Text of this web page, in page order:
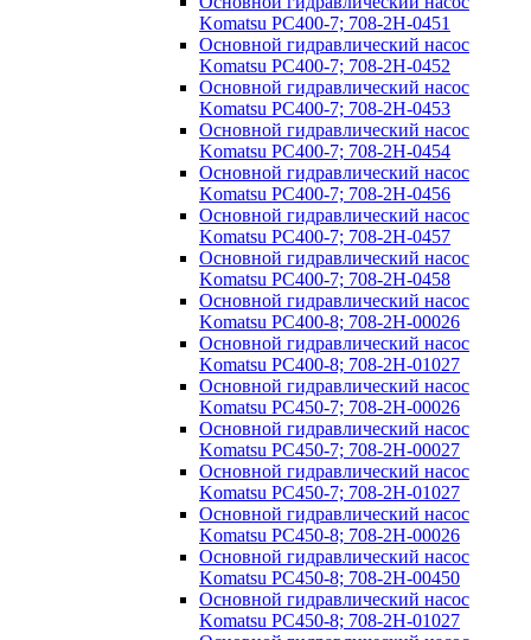
Komatsu PC400-7; 708-2H-0451
Основной гидравлический насос
Komatsu PC400-7; 708-2H-0452
Основной гидравлический насос
Komatsu PC400-7; 708-2H-0453
Основной гидравлический насос
Komatsu PC400-7; 708-2H-0454
Основной гидравлический насос
Komatsu PC400-7; 708-2H-0456
Основной гидравлический насос
Komatsu PC400-7; 708-2H-0457
Основной гидравлический насос
Komatsu PC400-7; 708-2H-0458
Основной гидравлический насос
Komatsu PC400-8; 708-2H-00026
Основной гидравлический насос
Komatsu PC400-8; 708-2H-01027
Основной гидравлический насос
Komatsu PC450-7; 708-2H-00026
Основной гидравлический насос
Komatsu PC450-7; 708-2H-00027
Основной гидравлический насос
Komatsu PC450-7; 708-2H-01027
Основной гидравлический насос
Komatsu PC450-8; 708-2H-00026
Основной гидравлический насос
Komatsu PC450-8; 708-2H-00450
Основной гидравлический насос
Komatsu PC450-8; 708-2H-01027